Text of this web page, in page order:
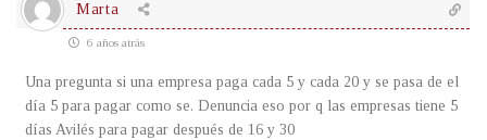
Marta
6 años atrás
Una pregunta si una empresa paga cada 5 y cada 20 y se pasa de el
día 5 para pagar como se. Denuncia eso por q las empresas tiene 5
días Avilés para pagar después de 16 y 30